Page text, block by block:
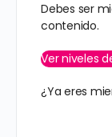
Debes ser
contenido.
Ver niveles
¿Ya eres